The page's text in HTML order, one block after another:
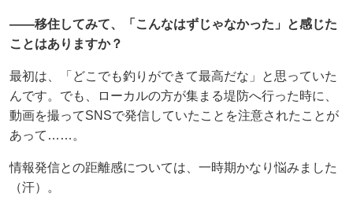
——移住してみて、「こんなはずじゃなかった」と感じた
ことはありますか？
最初は、「どこでも釣りができて最高だな」と思っていた
んです。でも、ローカルの方が集まる堤防へ行った時に、
動画を撮ってSNSで発信していたことを注意されたことが
あって……。
情報発信との距離感については、一時期かなり悩みました
（汗）。